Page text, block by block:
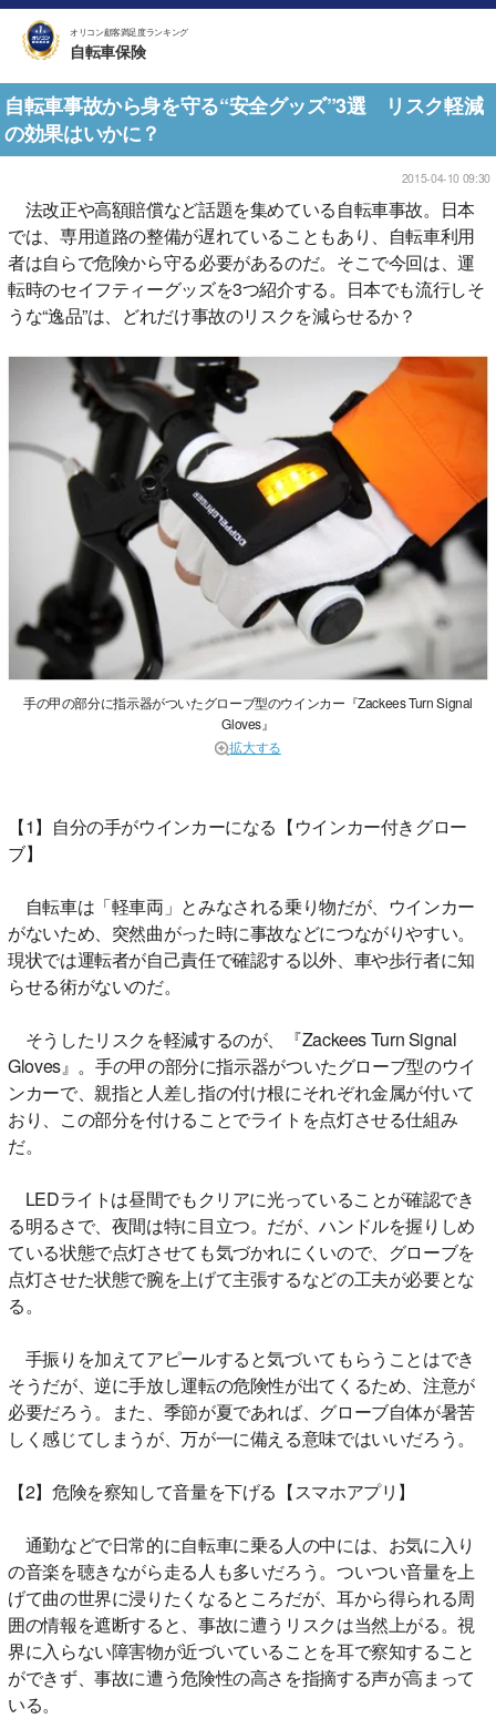
オリコン顧客満足度ランキング
自転車保険
自転車事故から身を守る“安全グッズ”3選 リスク軽減
の効果はいかに？
2015-04-10 09:30
法改正や高額賠償など話題を集めている自転車事故。日本
では、専用道路の整備が遅れていることもあり、自転車利用
者は自らで危険から守る必要があるのだ。そこで今回は、運
転時のセイフティーグッズを3つ紹介する。日本でも流行しそ
うな“逸品”は、どれだけ事故のリスクを減らせるか？
手の甲の部分に指示器がついたグローブ型のウインカー『Zackees Turn Signal
Gloves』
拡大する
【1】自分の手がウインカーになる【ウインカー付きグロー
ブ】
自転車は「軽車両」とみなされる乗り物だが、ウインカー
がないため、突然曲がった時に事故などにつながりやすい。
現状では運転者が自己責任で確認する以外、車や歩行者に知
らせる術がないのだ。
そうしたリスクを軽減するのが、『Zackees Turn Signal
Gloves』。手の甲の部分に指示器がついたグローブ型のウイ
ンカーで、親指と人差し指の付け根にそれぞれ金属が付いて
おり、この部分を付けることでライトを点灯させる仕組み
だ。
LEDライトは昼間でもクリアに光っていることが確認でき
る明るさで、夜間は特に目立つ。だが、ハンドルを握りしめ
ている状態で点灯させても気づかれにくいので、グローブを
点灯させた状態で腕を上げて主張するなどの工夫が必要とな
る。
手振りを加えてアピールすると気づいてもらうことはでき
そうだが、逆に手放し運転の危険性が出てくるため、注意が
必要だろう。また、季節が夏であれば、グローブ自体が暑苦
しく感じてしまうが、万が一に備える意味ではいいだろう。
【2】危険を察知して音量を下げる【スマホアプリ】
通勤などで日常的に自転車に乗る人の中には、お気に入り
の音楽を聴きながら走る人も多いだろう。ついつい音量を上
げて曲の世界に浸りたくなるところだが、耳から得られる周
囲の情報を遮断すると、事故に遭うリスクは当然上がる。視
界に入らない障害物が近づいていることを耳で察知すること
ができず、事故に遭う危険性の高さを指摘する声が高まって
いる。